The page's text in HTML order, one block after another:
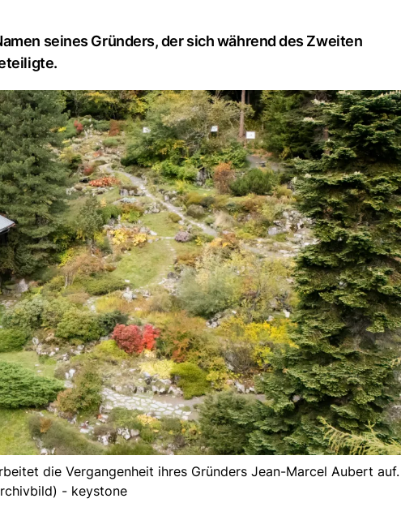
seines Gründers, der sich während des Zweiten
die Vergangenheit ihres Gründers Jean-Marcel Aubert auf.
- keystone